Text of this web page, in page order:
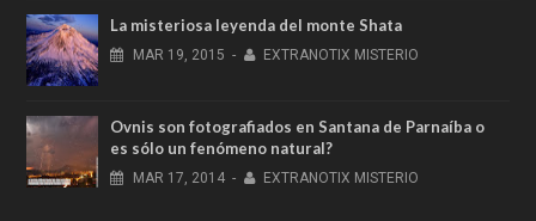
La misteriosa leyenda del monte Shata
MAR 19, 2015 - EXTRANOTIX MISTERIO
Ovnis son fotografiados en Santana de Parnaíba o
es sólo un fenómeno natural?
MAR 17, 2014 - EXTRANOTIX MISTERIO